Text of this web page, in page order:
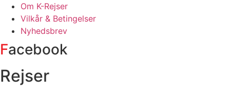
Om K-Rejser
Vilkår & Betingelser
Nyhedsbrev
Facebook
Rejser